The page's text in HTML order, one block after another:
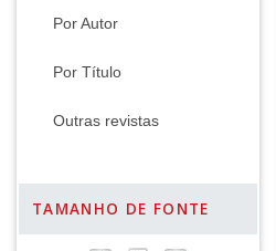
Por Autor
Por Título
Outras revistas
TAMANHO DE FONTE